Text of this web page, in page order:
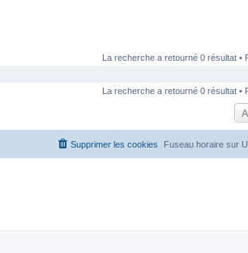
La recherche a retourné 0 résultat •
La recherche a retourné 0 résultat •
Fuseau horaire sur
Supprimer les cookies